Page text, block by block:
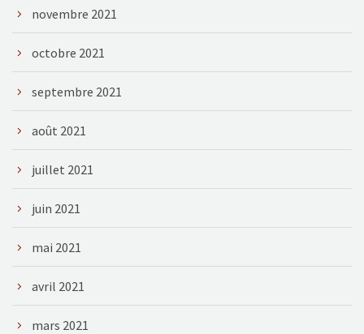
novembre 2021
octobre 2021
septembre 2021
août 2021
juillet 2021
juin 2021
mai 2021
avril 2021
mars 2021